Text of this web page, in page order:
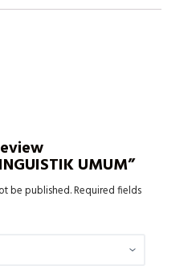
UMUM”
be published.Required fields